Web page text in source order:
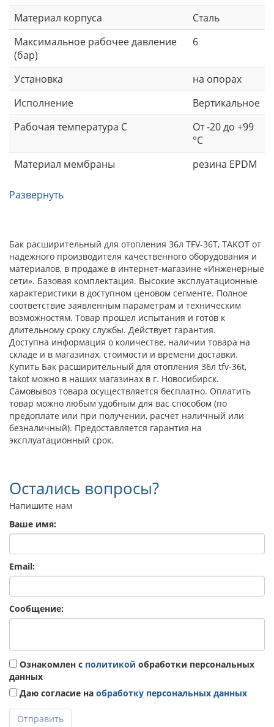
Материал корпуса
Сталь
Максимальное рабочее давление
(бар)
6
Установка
на опорах
Исполнение
Вертикальное
Рабочая температура С
От -20 до +99
°С
Материал мембраны
резина EPDM
Развернуть
Бак расширительный для отопления 36л TFV-36T, TAKOT от
надежного производителя качественного оборудования и
материалов, в продаже в интернет-магазине «Инженерные
сети». Базовая комплектация. Высокие эксплуатационные
характеристики в доступном ценовом сегменте. Полное
соответствие заявленным параметрам и техническим
возможностям. Товар прошел испытания и готов к
длительному сроку службы. Действует гарантия.
Доступна информация о количестве, наличии товара на
складе и в магазинах, стоимости и времени доставки.
Купить Бак расширительный для отопления 36л tfv-36t,
takot можно в наших магазинах в г. Новосибирск.
Самовывоз товара осуществляется бесплатно. Оплатить
товар можно любым удобным для вас способом (по
предоплате или при получении, расчет наличный или
безналичный). Предоставляется гарантия на
эксплуатационный срок.
Остались вопросы?
Напишите нам
Ваше имя:
Email:
Сообщение:
Ознакомлен с политикой обработки персональных
данных
Даю согласие на обработку персональных данных
Отправить